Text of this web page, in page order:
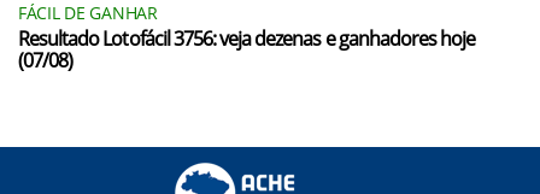
FÁCIL DE GANHAR
Resultado Lotofácil 3756: veja dezenas e ganhadores hoje
(07/08)